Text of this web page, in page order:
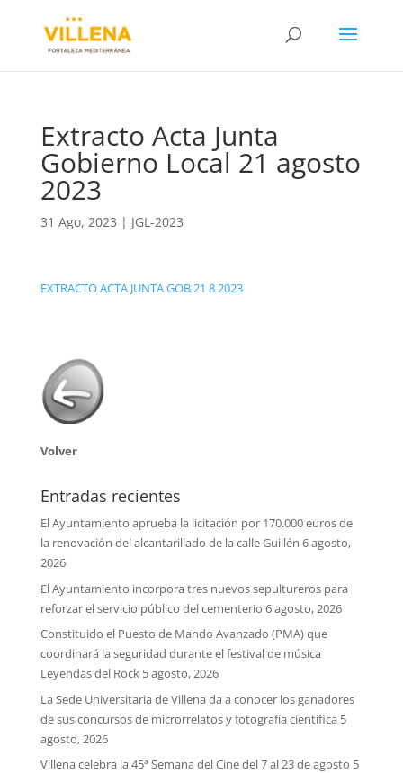
Extracto Acta Junta
Gobierno Local 21 agosto
2023
31 Ago, 2023 | JGL-2023
EXTRACTO ACTA JUNTA GOB 21 8 2023
Volver
Entradas recientes
El Ayuntamiento aprueba la licitación por 170.000 euros de
la renovación del alcantarillado de la calle Guillén 6 agosto,
2026
El Ayuntamiento incorpora tres nuevos sepultureros para
reforzar el servicio público del cementerio 6 agosto, 2026
Constituido el Puesto de Mando Avanzado (PMA) que
coordinará la seguridad durante el festival de música
Leyendas del Rock 5 agosto, 2026
La Sede Universitaria de Villena da a conocer los ganadores
de sus concursos de microrrelatos y fotografía científica 5
agosto, 2026
Villena celebra la 45ª Semana del Cine del 7 al 23 de agosto 5